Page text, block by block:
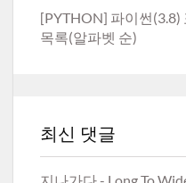
[PYTHON] 파이썬(3.8)
목록(알파벳 순)
최신 댓글